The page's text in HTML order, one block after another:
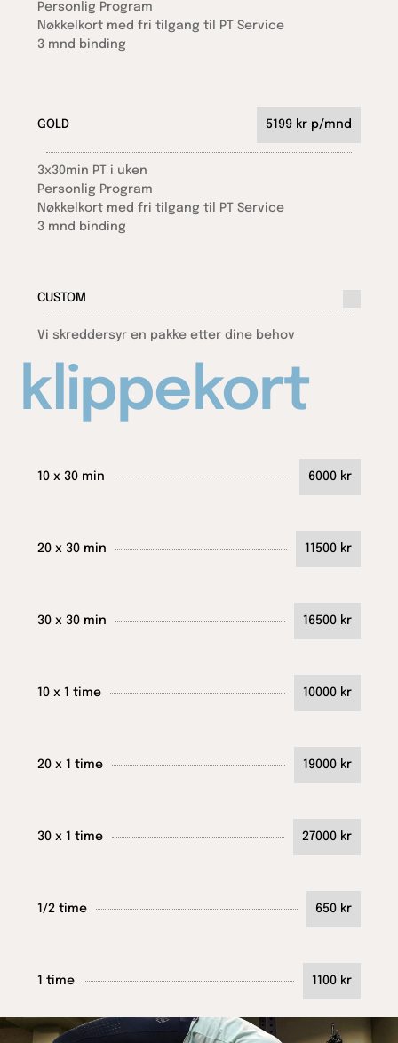
Personlig Program
Nøkkelkort med fri tilgang til PT Service
3 mnd binding
GOLD 5199 kr p/mnd
3x30min PT i uken
Personlig Program
Nøkkelkort med fri tilgang til PT Service
3 mnd binding
CUSTOM
Vi skreddersyr en pakke etter dine behov
klippekort
10 x 30 min 6000 kr
20 x 30 min 11500 kr
30 x 30 min 16500 kr
10 x 1 time 10000 kr
20 x 1 time 19000 kr
30 x 1 time 27000 kr
1/2 time 650 kr
1 time 1100 kr